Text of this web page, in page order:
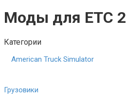
Моды для ЕТС 2
Категории
American Truck Simulator
Грузовики